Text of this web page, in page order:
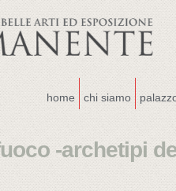
home chi siamo
-archetipi